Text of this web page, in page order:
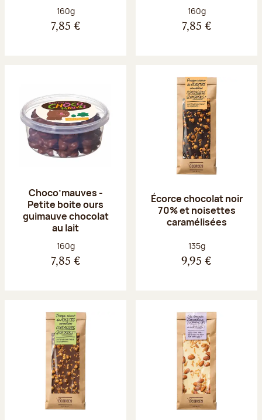
Poids net :
160g
7,85 €
Poids net :
160g
7,85 €
Choco’mauves -
Petite boite ours
guimauve chocolat
au lait
Poids net :
160g
7,85 €
Écorce chocolat noir
70% et noisettes
caramélisées
Poids net :
135g
9,95 €